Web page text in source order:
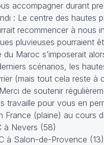
accompagner durant
: Le centre des hautes
recommencer à nous
pluvieuses pourraient
du Maroc s’imposerait
scénarios, les
(mais tout cela reste à
de soutenir
travaille pour vous en
(plaine) au cours
à Nevers (58)
à Salon-de-Provence (13)